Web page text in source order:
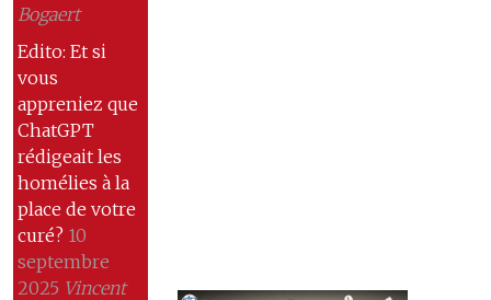
Bogaert
Edito: Et si
vous
appreniez que
ChatGPT
rédigeait les
homélies à la
place de votre
curé? 10
septembre
2025 Vincent